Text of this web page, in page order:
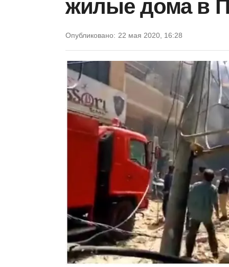
жилые дома в
Опубликовано: 22 мая 2020, 16:28